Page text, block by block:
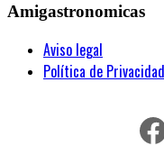
Amigastronomicas
Aviso legal
Política de Privacidad